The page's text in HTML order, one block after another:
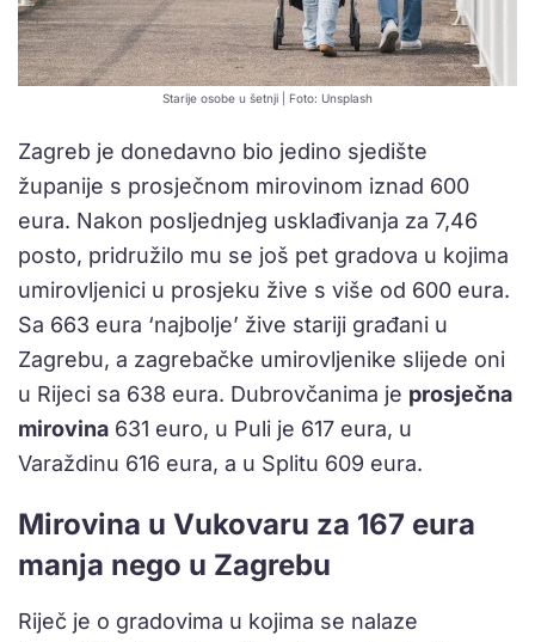
Starije osobe u šetnji | Foto: Unsplash
Zagreb je donedavno bio jedino sjedište
županije s prosječnom mirovinom iznad 600
eura. Nakon posljednjeg usklađivanja za 7,46
posto, pridružilo mu se još pet gradova u kojima
umirovljenici u prosjeku žive s više od 600 eura.
Sa 663 eura ‘najbolje’ žive stariji građani u
Zagrebu, a zagrebačke umirovljenike slijede oni
u Rijeci sa 638 eura. Dubrovčanima je prosječna
mirovina 631 euro, u Puli je 617 eura, u
Varaždinu 616 eura, a u Splitu 609 eura.
Mirovina u Vukovaru za 167 eura
manja nego u Zagrebu
Riječ je o gradovima u kojima se nalaze